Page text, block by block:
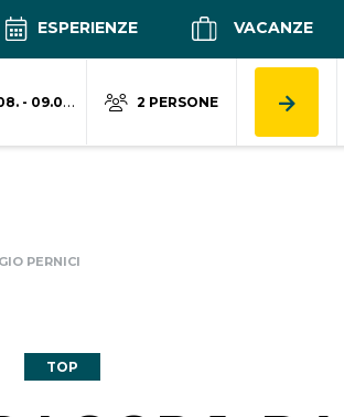
ESPERIENZE VACANZE
- 09.08. 2 PERSONE
PERNICI
TOP